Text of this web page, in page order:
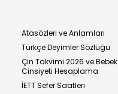
Atasözleri ve Anlamları
Türkçe Deyimler Sözlüğü
Çin Takvimi 2026 ve Bebek
Cinsiyeti Hesaplama
İETT Sefer Saatleri